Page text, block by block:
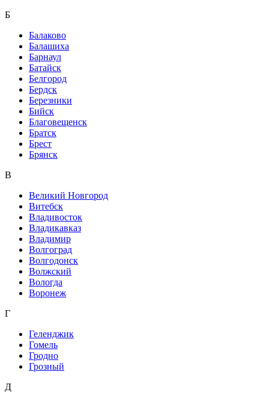
Б
Балаково
Балашиха
Барнаул
Батайск
Белгород
Бердск
Березники
Бийск
Благовещенск
Братск
Брест
Брянск
В
Великий Новгород
Витебск
Владивосток
Владикавказ
Владимир
Волгоград
Волгодонск
Волжский
Вологда
Воронеж
Г
Геленджик
Гомель
Гродно
Грозный
Д